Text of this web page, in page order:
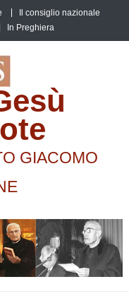
Il consiglio nazionale
In Preghiera
GIACOMO